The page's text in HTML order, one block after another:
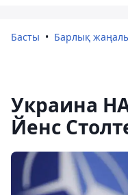
Басты Барлық
Украина
Йенс